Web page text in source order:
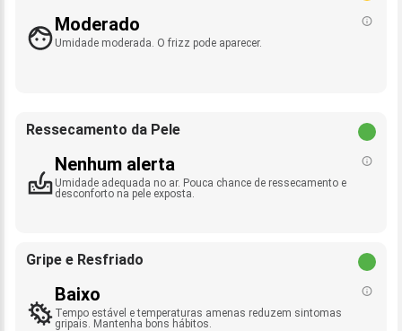
Moderado
Umidade moderada. O frizz pode aparecer.
Ressecamento da Pele
Nenhum alerta
Umidade adequada no ar. Pouca chance de ressecamento e
desconforto na pele exposta.
Gripe e Resfriado
Baixo
Tempo estável e temperaturas amenas reduzem sintomas
gripais. Mantenha bons hábitos.